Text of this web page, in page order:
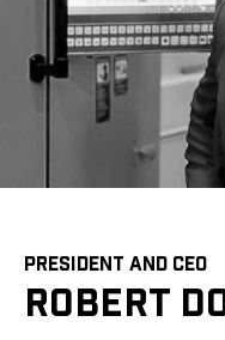
PRESIDENT AND CEO
ROBERT